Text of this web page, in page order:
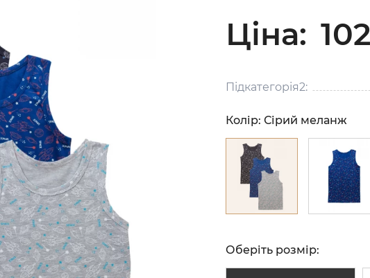
Ціна:
Підкатегорія2:
Колір: Сірий меланж
Оберіть розмір: